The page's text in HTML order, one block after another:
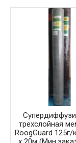
трехслойная
RoogGuard 125г/